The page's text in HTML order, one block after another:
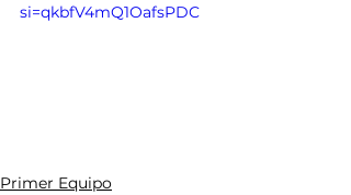
si=qkbfV4mQ1OafsPDC
Primer Equipo